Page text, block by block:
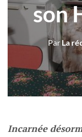
son
Par La
Incarnée